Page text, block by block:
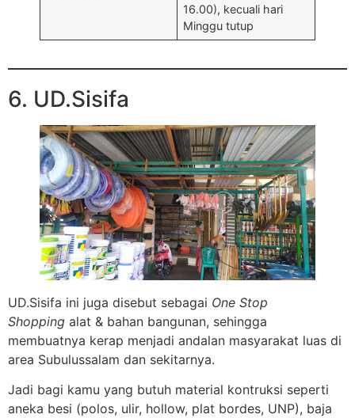
16.00), kecuali hari
Minggu tutup
6. UD.Sisifa
UD.Sisifa ini juga disebut sebagai One Stop
Shopping alat & bahan bangunan, sehingga
membuatnya kerap menjadi andalan masyarakat luas di
area Subulussalam dan sekitarnya.
Jadi bagi kamu yang butuh material kontruksi seperti
aneka besi (polos, ulir, hollow, plat bordes, UNP), baja